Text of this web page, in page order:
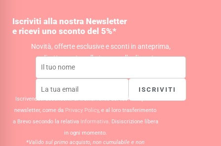
g
r
a
m
o
o
k
Iscriviti alla nostra Newsletter
e ricevi uno sconto del 5%*
Novità, offerte esclusive e sconti in anteprima,
direttamente nella tua casella di posta.
ISCRIVITI
Iscrivendoti acconsenti al trattamento dei tuoi dati per la
newsletter, come da Privacy Policy, e al loro trasferimento
a Brevo secondo la relativa Informativa . Disiscrizione libera
in ogni momento.
*Valido sul primo acquisto, non cumulabile e non